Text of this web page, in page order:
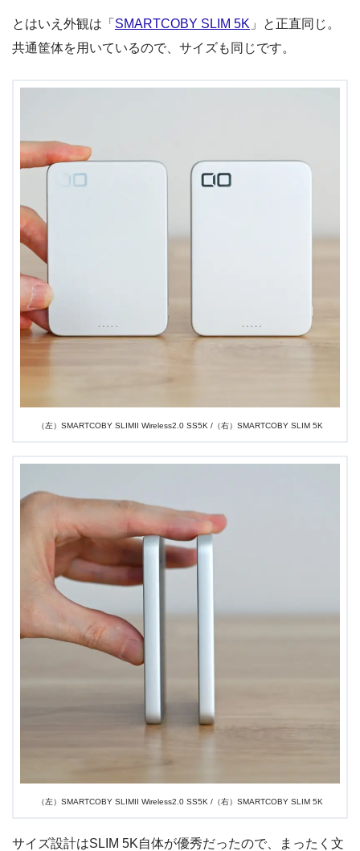
とはいえ外観は「 SMARTCOBY SLIM 5K 」と正直同じ。
共通筐体を用いているので、サイズも同じです。
（左）SMARTCOBY SLIMII Wireless2.0 SS5K /（右）SMARTCOBY SLIM 5K
（左）SMARTCOBY SLIMII Wireless2.0 SS5K /（右）SMARTCOBY SLIM 5K
サイズ設計はSLIM 5K自体が優秀だったので、まったく文